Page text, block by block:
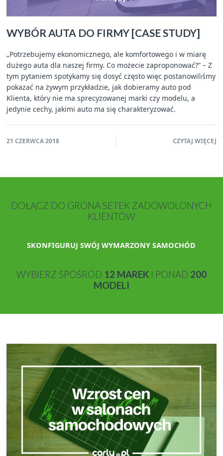
WYBÓR AUTA DO FIRMY [CASE STUDY]
„Potrzebujemy ekonomicznego, ale komfortowego i w miarę
dużego auta dla naszej firmy. Co możecie zaproponować?” – Z
tym pytaniem spotykamy się dosyć często więc postanowiliśmy
pokazać na żywym przykładzie, jak dobieramy auto pod
Klienta, który nie ma sprecyzowanej marki czy modelu, a
jedynie cechy, jakimi auto ma się charakteryzować.
21 CZERWCA 2018 CZYTAJ WIĘCEJ
DOŁĄCZ DO GRONA SETEK ZADOWOLONYCH
KLIENTÓW
SKONFIGURUJ SWÓJ WYMARZONY SAMOCHÓD
WYBIERZ SPOŚRÓD 12 MAREKI PONAD 200
MODELI